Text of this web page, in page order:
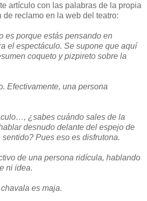
artículo con las palabras de la propia
de reclamo en la web del teatro:
es porque estás pensando en
el espectáculo. Se supone que aquí
coqueto y pizpireto sobre la
Efectivamente, una persona
¿sabes cuándo sales de la
desnudo delante del espejo de
Pues eso es disfrutona.
de una persona ridícula, hablando
ni idea.
es maja.